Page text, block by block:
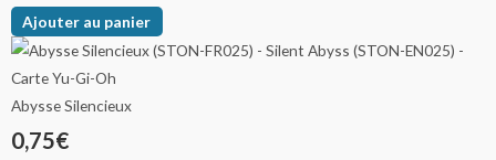
Ajouter au panier
Abysse Silencieux
0,75€